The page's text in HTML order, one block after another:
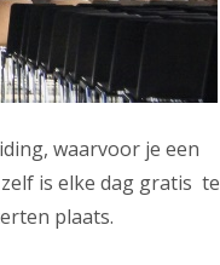
waarvoor je een
is elke dag gratis te
plaats.